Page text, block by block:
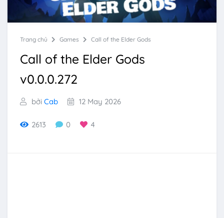
Trang chủ Games Call of the Elder Gods
Call of the Elder Gods
v0.0.0.272
bởi Cab 12 May 2026
2613 0 4